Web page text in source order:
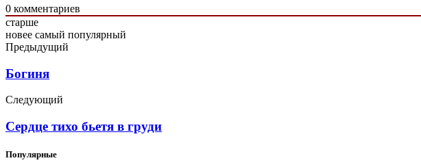
0 комментариев
старше
новее самый популярный
Предыдущий
Богиня
Следующий
Сердце тихо бьетя в груди
Популярные